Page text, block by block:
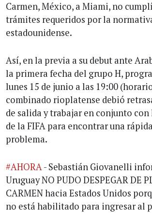
Carmen, México, a Miami, no
trámites requeridos por la
estadounidense.
Así, en la previa a su debut ante
la primera fecha del grupo H,
lunes 15 de junio a las 19:00
combinado rioplatense debió
de salida y trabajar en conjunto
de la FIFA para encontrar una
problema.
#AHORA- Sebastián Giovanelli
Uruguay NO PUDO DESPEGAR DE
CARMEN hacia Estados Unidos
no está habilitado para ingresar al